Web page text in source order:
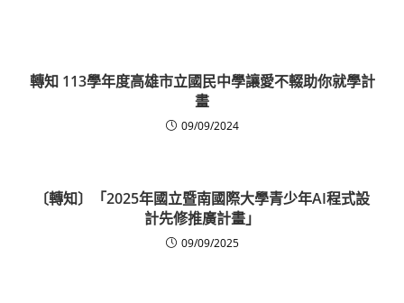
轉知 113學年度高雄市立國民中學讓愛不輟助你就學計
畫
09/09/2024
〔轉知〕「2025年國立暨南國際大學青少年AI程式設
計先修推廣計畫」
09/09/2025